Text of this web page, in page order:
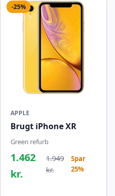
-25%
APPLE
Brugt iPhone XR
Green refurb
1.462
kr.
1.949
kr.
Spar
25%